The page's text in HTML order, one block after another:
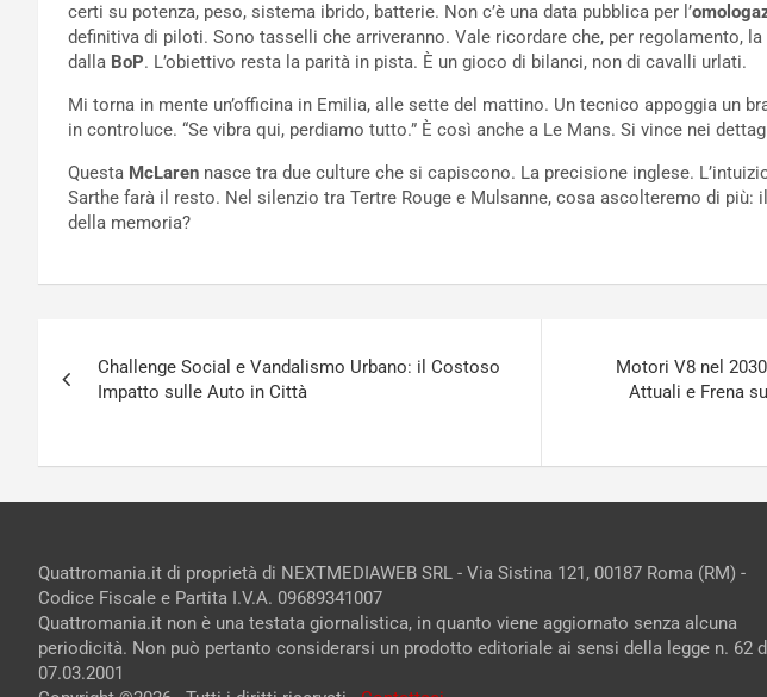
certi su potenza, peso, sistema ibrido, batterie. Non c’è una data pubblica per l’
definitiva di piloti. Sono tasselli che arriveranno. Vale ricordare che, per regolamento,
dalla BoP. L’obiettivo resta la parità in pista. È un gioco di bilanci, non di cavalli urlati.
Mi torna in mente un’officina in Emilia, alle sette del mattino. Un tecnico appoggia un
in controluce. “Se vibra qui, perdiamo tutto.” È così anche a Le Mans. Si vince nei
Questa McLaren nasce tra due culture che si capiscono. La precisione inglese.
Sarthe farà il resto. Nel silenzio tra Tertre Rouge e Mulsanne, cosa ascolteremo di più:
della memoria?
articoli
Challenge Social e Vandalismo Urbano: il Costoso
Impatto sulle Auto in Città
Motori V8 nel
Attuali e Frena
Quattromania.it di proprietà di NEXTMEDIAWEB SRL - Via Sistina 121, 00187 Roma (RM) -
Codice Fiscale e Partita I.V.A. 09689341007
Quattromania.it non è una testata giornalistica, in quanto viene aggiornato senza alcuna
periodicità. Non può pertanto considerarsi un prodotto editoriale ai sensi della legge n. 62
07.03.2001